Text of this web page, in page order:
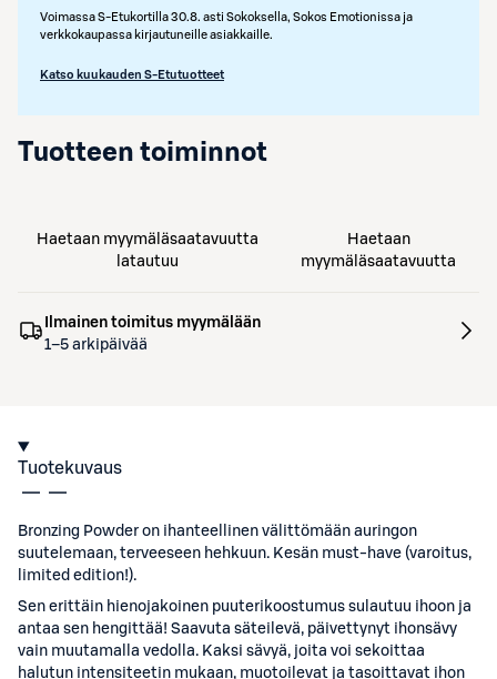
Voimassa S-Etukortilla 30.8. asti Sokoksella, Sokos Emotionissa ja
verkkokaupassa kirjautuneille asiakkaille.
Katso kuukauden S-Etutuotteet
Tuotteen toiminnot
Haetaan myymäläsaatavuutta
latautuu
Haetaan
myymäläsaatavuutta
Ilmainen toimitus myymälään
1–5 arkipäivää
Tuotekuvaus
Bronzing Powder on ihanteellinen välittömään auringon
suutelemaan, terveeseen hehkuun. Kesän must-have (varoitus,
limited edition!).
Sen erittäin hienojakoinen puuterikoostumus sulautuu ihoon ja
antaa sen hengittää! Saavuta säteilevä, päivettynyt ihonsävy
vain muutamalla vedolla. Kaksi sävyä, joita voi sekoittaa
halutun intensiteetin mukaan, muotoilevat ja tasoittavat ihon